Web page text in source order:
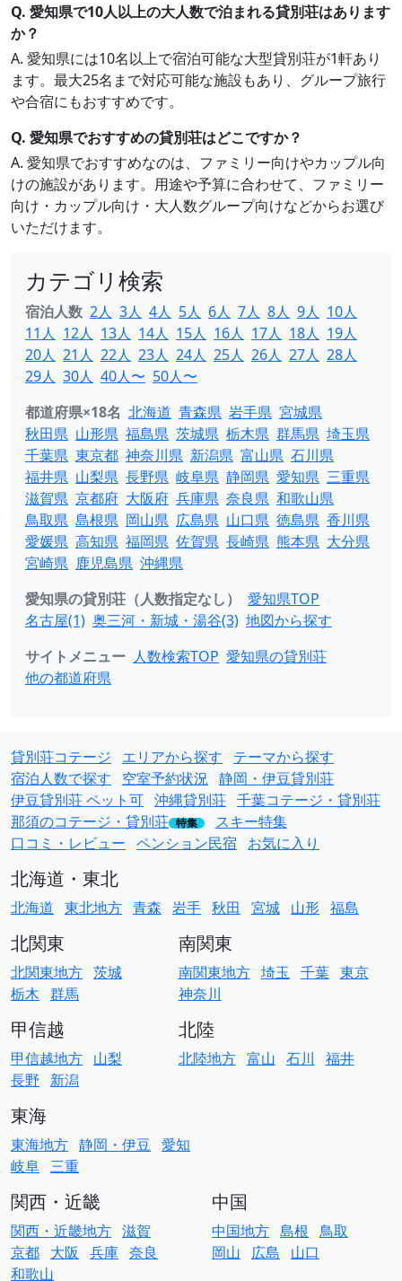
Q. 愛知県で10人以上の大人数で泊まれる貸別荘はあります
か？
A. 愛知県には10名以上で宿泊可能な大型貸別荘が1軒あり
ます。最大25名まで対応可能な施設もあり、グループ旅行
や合宿にもおすすめです。
Q. 愛知県でおすすめの貸別荘はどこですか？
A. 愛知県でおすすめなのは、ファミリー向けやカップル向
けの施設があります。用途や予算に合わせて、ファミリー
向け・カップル向け・大人数グループ向けなどからお選び
いただけます。
カテゴリ検索
宿泊人数 2人 3人 4人 5人 6人 7人 8人 9人 10人
11人 12人 13人 14人 15人 16人 17人 18人 19人
20人 21人 22人 23人 24人 25人 26人 27人 28人
29人 30人 40人〜 50人〜
都道府県×18名 北海道 青森県 岩手県 宮城県
秋田県 山形県 福島県 茨城県 栃木県 群馬県 埼玉県
千葉県 東京都 神奈川県 新潟県 富山県 石川県
福井県 山梨県 長野県 岐阜県 静岡県 愛知県 三重県
滋賀県 京都府 大阪府 兵庫県 奈良県 和歌山県
鳥取県 島根県 岡山県 広島県 山口県 徳島県 香川県
愛媛県 高知県 福岡県 佐賀県 長崎県 熊本県 大分県
宮崎県 鹿児島県 沖縄県
愛知県の貸別荘（人数指定なし）
愛知県TOP
名古屋(1) 奥三河・新城・湯谷(3) 地図から探す
サイトメニュー 人数検索TOP 愛知県の貸別荘
他の都道府県
貸別荘コテージ エリアから探す
テーマから探す
宿泊人数で探す
空室予約状況 静岡・伊豆貸別荘
伊豆貸別荘 ペット可 沖縄貸別荘 千葉コテージ・貸別荘
那須のコテージ・貸別荘 特集
スキー特集
口コミ・レビュー ペンション民宿 お気に入り
北海道・東北
北海道 東北地方 青森 岩手 秋田 宮城 山形 福島
北関東
北関東地方 茨城
栃木 群馬
南関東
南関東地方 埼玉 千葉 東京
神奈川
甲信越
甲信越地方 山梨
長野
新潟
北陸
北陸地方 富山 石川 福井
東海
東海地方 静岡・伊豆 愛知
岐阜 三重
関西・近畿
関西・近畿地方 滋賀
京都 大阪 兵庫 奈良
和歌山
中国
中国地方 島根 鳥取
岡山
広島 山口